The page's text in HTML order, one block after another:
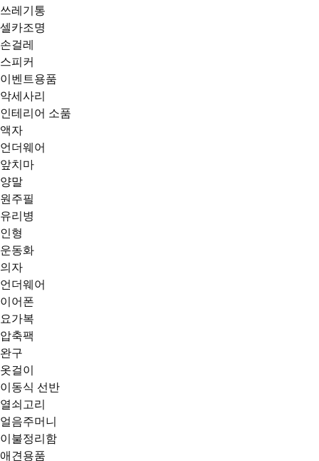
쓰레기통
셀카조명
손걸레
스피커
이벤트용품
악세사리
인테리어 소품
액자
언더웨어
앞치마
양말
원주필
유리병
인형
운동화
의자
언더웨어
이어폰
요가복
압축팩
완구
옷걸이
이동식 선반
열쇠고리
얼음주머니
이불정리함
애견용품